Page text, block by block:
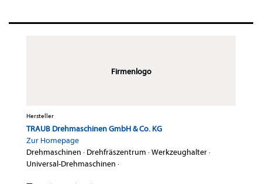
Firmenlogo
Hersteller
TRAUB Drehmaschinen GmbH & Co. KG
Zur Homepage
Drehmaschinen · Drehfräszentrum ·Werkzeughalter·
Universal-Drehmaschinen ·